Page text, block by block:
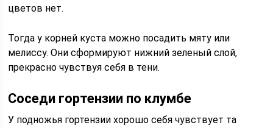
цветов нет.
Тогда у корней куста можно посадить мяту или
мелиссу. Они сформируют нижний зеленый слой,
прекрасно чувствуя себя в тени.
Соседи гортензии по клумбе
У подножья гортензии хорошо себя чувствует та